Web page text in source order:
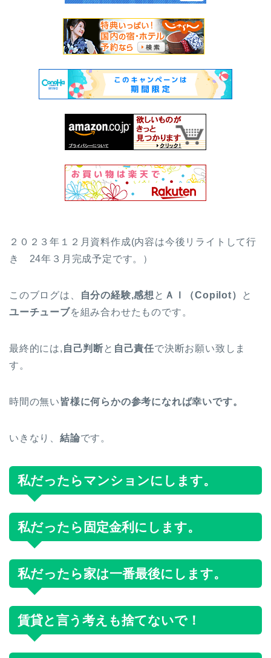
２０２３年１２月資料作成(内容は今後リライトして行
き 24年３月完成予定です。）
このブログは、 自分の経験,感想 と ＡＩ（Copilot）
と
ユーチューブを組み合わせたものです。
最終的には, 自己判断 と 自己責任で決断お願い致しま
す。
時間の無い皆様に何らかの参考になれば幸いです。
いきなり、 結論です。
私だったらマンションにします。
私だったら固定金利にします。
私だったら家は一番最後にします。
賃貸と言う考えも捨てないで！